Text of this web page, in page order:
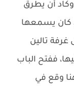
أن يطرق
كان يسمعها
تالين
ففتح الباب
وقع في